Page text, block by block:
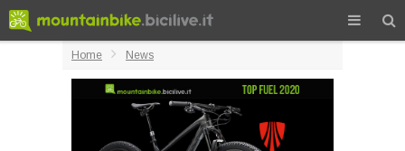
Home News